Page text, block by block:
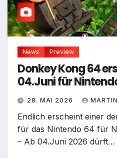
News Preview
Donkey Kong 64
04.Juni für
28. MAI 2026
Endlich erscheint einer
für das Nintendo 64 für
– Ab 04.Juni 2026 dürft…